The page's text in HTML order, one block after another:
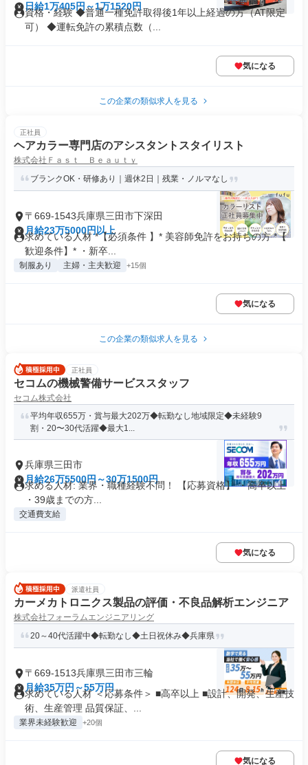
日給1万405円～1万1520円
資格・経験 ◆普通一種免許取得後1年以上経過の方（AT限定
可） ◆運転免許の累積点数（...
気になる
この企業の類似求人を見る
正社員
ヘアカラー専門店のアシスタントスタイリスト
株式会社Ｆａｓｔ Ｂｅａｕｔｙ
ブランクOK・研修あり｜週休2日｜残業・ノルマなし
〒669-1543兵庫県三田市下深田
月給23万5000円以上
求めている人材 *【必須条件 】* 美容師免許をお持ちの方 *【
歓迎条件】* ・新卒...
制服あり 主婦・主夫歓迎 +15個
気になる
この企業の類似求人を見る
正社員
セコムの機械警備サービススタッフ
セコム株式会社
平均年収655万・賞与最大202万◆転勤なし地域限定◆未経験9
割・20〜30代活躍◆最大1...
兵庫県三田市
月給26万5500円～30万1500円
求める人材: 業界・職種経験不問！ 【応募資格】 ・高卒以上
・39歳までの方...
交通費支給
気になる
派遣社員
カーメカトロニクス製品の評価・不良品解析エンジニア
株式会社フォーラムエンジニアリング
20～40代活躍中◆転勤なし◆土日祝休み◆兵庫県
〒669-1513兵庫県三田市三輪
月給35万円～55万円
求めている人材 ＜応募条件＞ ■高卒以上 ■設計、開発、生産技
術、生産管理 品質保証、...
業界未経験歓迎 +20個
気になる